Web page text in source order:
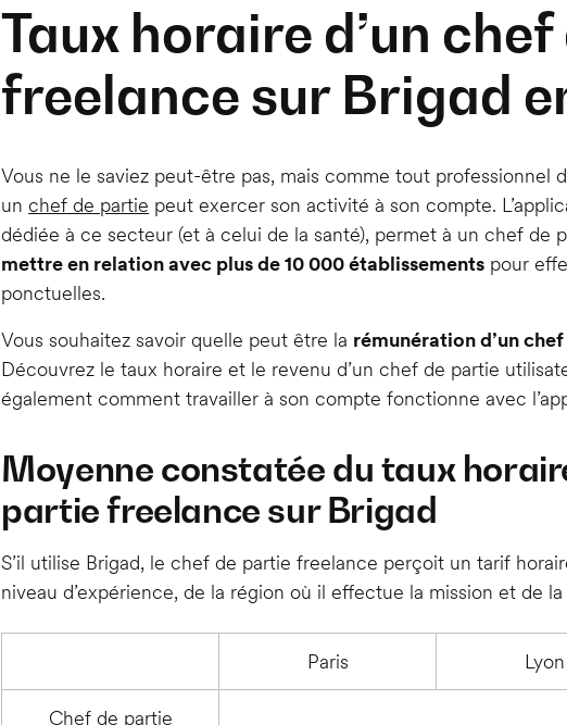
Taux horaire d’un
freelance sur Brigad
Vous ne le saviez peut-être pas, mais comme tout professionnel
unchef de partie peut exercer son activité à son compte.
dédiée à ce secteur (et à celui de la santé), permet à un chef de
mettre en relation avec plus de 10 000 établissements pour
ponctuelles.
Vous souhaitez savoir quelle peut être la rémunération d’un
Découvrez le taux horaire et le revenu d’un chef de partie
également comment travailler à son compte fonctionne avec
Moyenne constatée du taux
partie freelance sur Brigad
S’il utilise Brigad, le chef de partie freelance perçoit un tarif
niveau d’expérience, de la région où il effectue la mission et de
Paris Lyon
Chef de partie